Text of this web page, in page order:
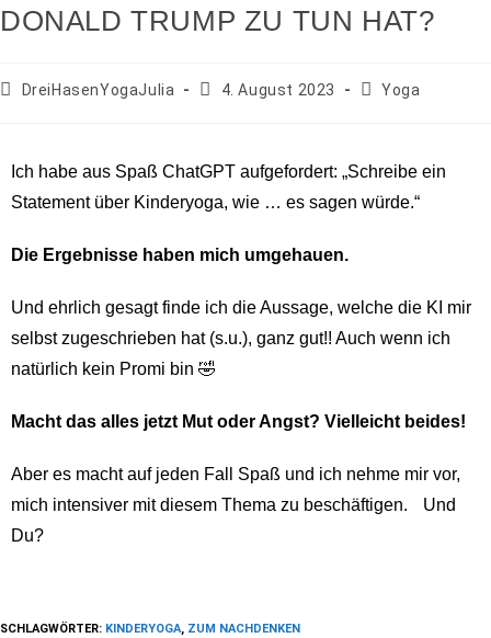
DONALD TRUMP ZU TUN HAT?
DreiHasenYogaJulia 4. August 2023 Yoga
Ich habe aus Spaß ChatGPT aufgefordert: „Schreibe ein
Statement über Kinderyoga, wie … es sagen würde.“
Die Ergebnisse haben mich umgehauen.
Und ehrlich gesagt finde ich die Aussage, welche die KI mir
selbst zugeschrieben hat (s.u.), ganz gut!! Auch wenn ich
natürlich kein Promi bin 🤣
Macht das alles jetzt Mut oder Angst? Vielleicht beides!
Aber es macht auf jeden Fall Spaß und ich nehme mir vor,
mich intensiver mit diesem Thema zu beschäftigen. Und
Du?
SCHLAGWÖRTER: KINDERYOGA, ZUM NACHDENKEN